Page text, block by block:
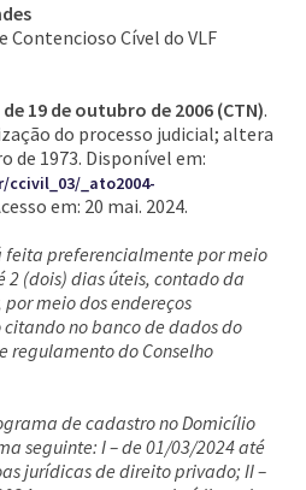
Contencioso Cível do VLF
de 19 de outubro de 2006 (CTN).
do processo judicial; altera
de 1973. Disponível em:
_ato2004-
em: 20 mai. 2024.
feita preferencialmente por meio
2 (dois) dias úteis, contado da
meio dos endereços
no banco de dados do
regulamento do Conselho
de cadastro no Domicílio
seguinte: I – de 01/03/2024 até
jurídicas de direito privado; II –